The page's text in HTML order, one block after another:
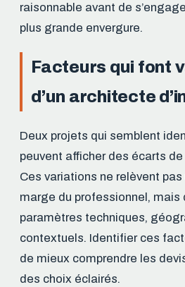
raisonnable avant de
plus grande envergure.
Facteurs qui font
d’un architecte
Deux projets qui semblent
peuvent afficher des écarts
Ces variations ne relèvent
marge du professionnel, mais
paramètres techniques,
contextuels. Identifier ces
de mieux comprendre les
des choix éclairés.